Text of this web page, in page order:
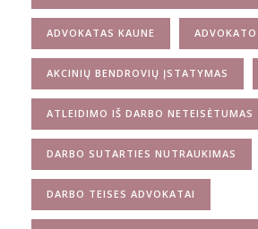
ADVOKATAS KAUNE
AKCINIŲ BENDROVIŲ ĮSTATYMAS
ATLEIDIMO IŠ DARBO NETEISĖTUMAS
DARBO SUTARTIES NUTRAUKIMAS
DARBO TEISES ADVOKATAI